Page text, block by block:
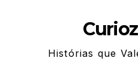
Histórias que